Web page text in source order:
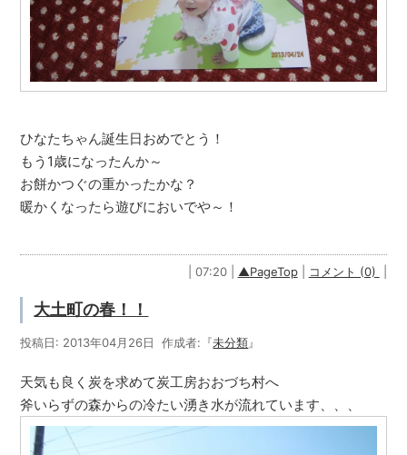
ひなたちゃん誕生日おめでとう！
もう1歳になったんか～
お餅かつぐの重かったかな？
暖かくなったら遊びにおいでや～！
| 07:20 | ▲PageTop| コメント (0)
大土町の春！！
投稿日: 2013年04月26日 作成者:『未分類』
天気も良く炭を求めて炭工房おおづち村へ
斧いらずの森からの冷たい湧き水が流れています、、、